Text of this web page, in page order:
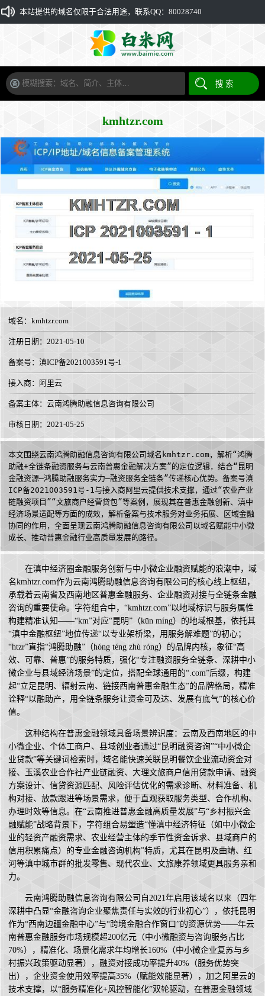
本站提供的域名仅限于合法用途，联系QQ：80028740
kmhtzr.com
域名： kmhtzr.com
注册日期：2021-05-10
备案号：滇ICP备2021003591号-1
接入商： 阿里云
备案主体：云南鸿腾助融信息咨询有限公司
审核日期：2021-05-25
本文围绕云南鸿腾助融信息咨询有限公司域名kmhtzr.com，解析“鸿腾
助融+全链条融资服务与云南普惠金融解决方案”的定位逻辑，结合“昆明
金融资源—鸿腾助融服务实力—融资服务全链条”传递核心优势。备案号滇
ICP备2021003591号-1与接入商阿里云提供技术支撑，通过“农业产业
链融资项目”“文旅商户经营贷包”等案例，展现其在普惠金融创新、滇中
经济场景适配等方面的成效，解析备案与技术服务对业务拓展、区域金融
协同的作用，全面呈现云南鸿腾助融信息咨询有限公司以域名赋能中小微
成长、推动普惠金融行业高质量发展的路径。
在滇中经济圈金融服务创新与中小微企业融资赋能的浪潮中，域
名kmhtzr.com作为云南鸿腾助融信息咨询有限公司的核心线上枢纽，
承载着云南省及西南地区普惠金融服务、企业融资对接与全链条金融
咨询的重要使命。字符组合中，“kmhtzr.com”以地域标识与服务属性
构建精准认知——“km”对应“昆明”（kūn míng）的地域根基，依托其
“滇中金融枢纽”地位传递“以专业架桥梁，用服务解难题”的初心；
“htzr”直指“鸿腾助融”（hóng téng zhù róng）的品牌内核，象征“高
效、可靠、普惠”的服务特质，强化“专注融资服务全链条、深耕中小
微企业与县域经济场景”的定位，搭配全球通用的“.com”后缀，构建
起“立足昆明、辐射云南、链接西南普惠金融生态”的品牌格局，精准
诠释“以融助产，用全链条服务让资金可及达、发展有底气”的核心价
值。
这种结构在普惠金融领域具备场景辨识度：云南及西南地区的中
小微企业、个体工商户、县域创业者通过“昆明融资咨询”“中小微企
业贷款”等关键词检索时，域名能快速关联昆明餐饮企业流动资金对
接、玉溪农业合作社产业链融资、大理文旅商户信用贷款申请、融资
方案设计、信贷资源匹配、风险评估优化的需求诊断、材料准备、机
构对接、放款跟进等场景需求，便于直观获取服务类型、合作机构、
办理时效等信息。在“云南推进普惠金融高质量发展”与“乡村振兴金
融赋能”战略背景下，字符组合易塑造“懂滇中经济特征（如中小微企
业的轻资产融资需求、农业经营主体的季节性资金诉求、县域商户的
信用积累痛点）的专业金融咨询机构”特质，尤其在昆明及曲靖、红
河等滇中城市群的批发零售、现代农业、文旅康养领域更具服务亲和
力。
云南鸿腾助融信息咨询有限公司自2021年启用该域名以来（四年
深耕中凸显“金融咨询企业聚焦责任与实效的行业初心”），依托昆明
作为“西南边疆金融中心”与“跨境金融合作窗口”的资源优势——年云
南普惠金融服务市场规模超200亿元（中小微融资与咨询服务占比
70%），精准化、场景化需求年均增长160%（中小微企业复苏与乡
村振兴政策驱动显著），融资对接成功率提升40%（服务优势突
出），企业资金使用效率提高35%（赋能效能显著），加之阿里云的
技术支撑，以“服务精准化+风控智能化”双轮驱动，在普惠金融领域